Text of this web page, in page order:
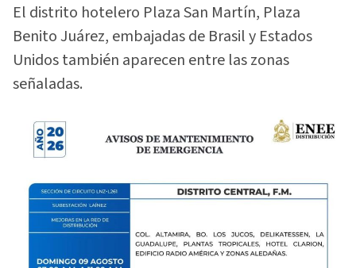
El distrito hotelero Plaza San Martín, Plaza
Benito Juárez, embajadas de Brasil y Estados
Unidos también aparecen entre las zonas
señaladas.